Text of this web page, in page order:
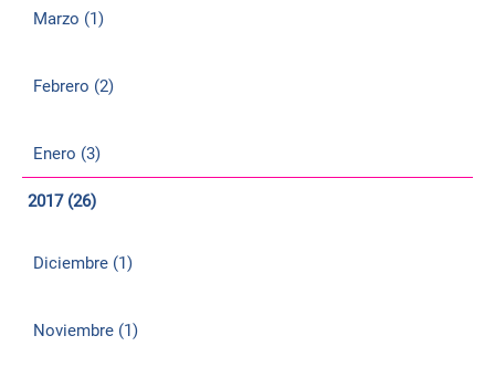
Marzo (1)
Febrero (2)
Enero (3)
2017 (26)
Diciembre (1)
Noviembre (1)